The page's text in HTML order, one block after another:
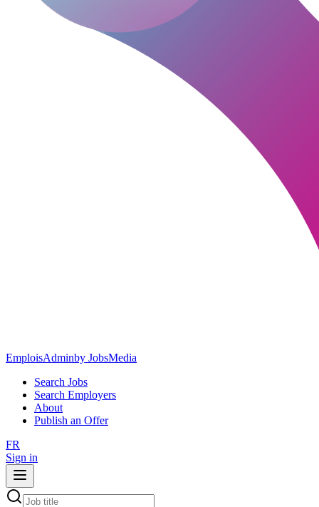
EmploisAdminby JobsMedia
Search Jobs
Search Employers
About
Publish an Offer
FR
Sign in